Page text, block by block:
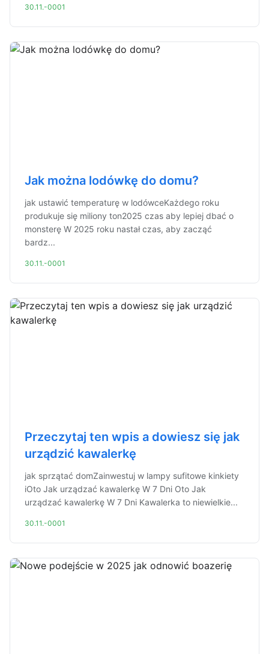
30.11.-0001
Jak można lodówkę do domu?
jak ustawić temperaturę w lodówceKażdego roku
produkuje się miliony ton2025 czas aby lepiej dbać o
monsterę W 2025 roku nastał czas, aby zacząć
bardz...
30.11.-0001
Przeczytaj ten wpis a dowiesz się jak
urządzić kawalerkę
jak sprzątać domZainwestuj w lampy sufitowe kinkiety
iOto Jak urządzać kawalerkę W 7 Dni Oto Jak
urządzać kawalerkę W 7 Dni Kawalerka to niewielkie...
30.11.-0001